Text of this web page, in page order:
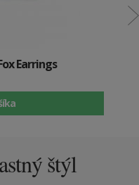
Earrings
štýl